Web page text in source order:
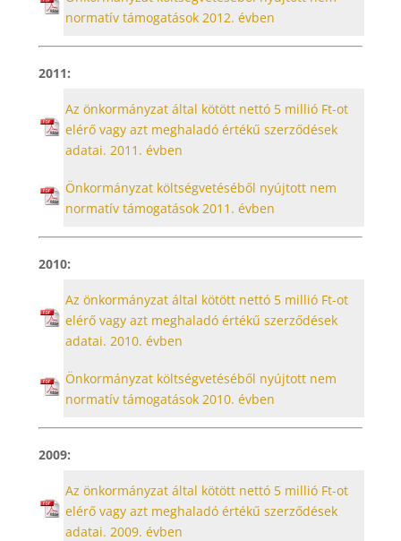
normatív támogatások 2012. évben
2011:
Az önkormányzat által kötött nettó 5 millió Ft-ot
elérő vagy azt meghaladó értékű szerződések
adatai. 2011. évben
Önkormányzat költségvetéséből nyújtott nem
normatív támogatások 2011. évben
2010:
Az önkormányzat által kötött nettó 5 millió Ft-ot
elérő vagy azt meghaladó értékű szerződések
adatai. 2010. évben
Önkormányzat költségvetéséből nyújtott nem
normatív támogatások 2010. évben
2009:
Az önkormányzat által kötött nettó 5 millió Ft-ot
elérő vagy azt meghaladó értékű szerződések
adatai. 2009. évben